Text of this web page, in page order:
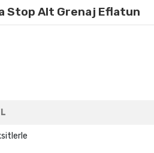
Stop Alt Grenaj Eflatun